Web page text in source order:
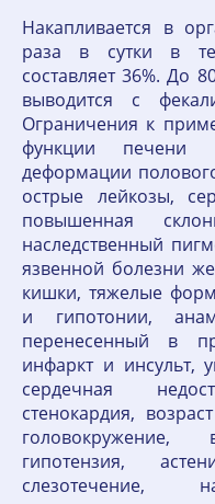
Накапливается в
раза в сутки в
составляет 36%. До
выводится с
Ограничения к
функции печени
деформации
острые лейкозы,
повышенная
наследственный
язвенной болезни
кишки, тяжелые
и гипотонии,
перенесенный в
инфаркт и инсульт,
сердечная
стенокардия,
головокружение,
гипотензия,